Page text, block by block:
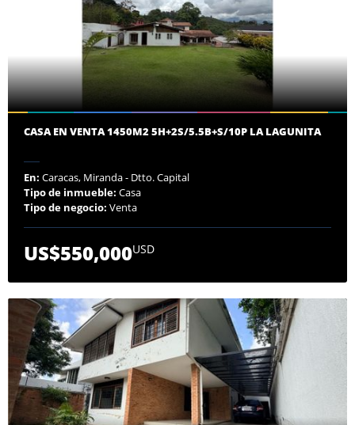
CASA EN VENTA 1450M2 5H+2S/5.5B+S/10P LA LAGUNITA
En: Caracas, Miranda - Dtto. Capital
Tipo de inmueble: Casa
Tipo de negocio: Venta
US$550,000USD